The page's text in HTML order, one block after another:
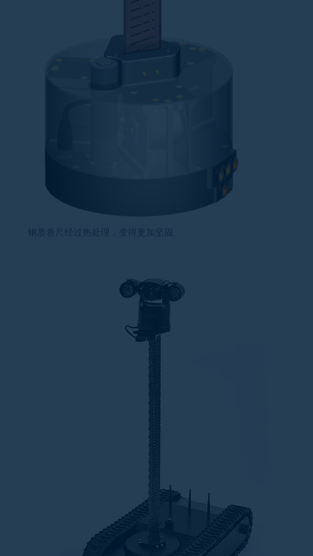
钢质卷尺经过热处理，变得更加坚固